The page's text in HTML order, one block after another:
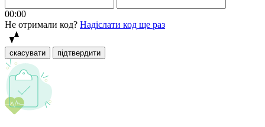
00:00
Не отримали код? Надіслати код ще раз
скасувати підтвердити